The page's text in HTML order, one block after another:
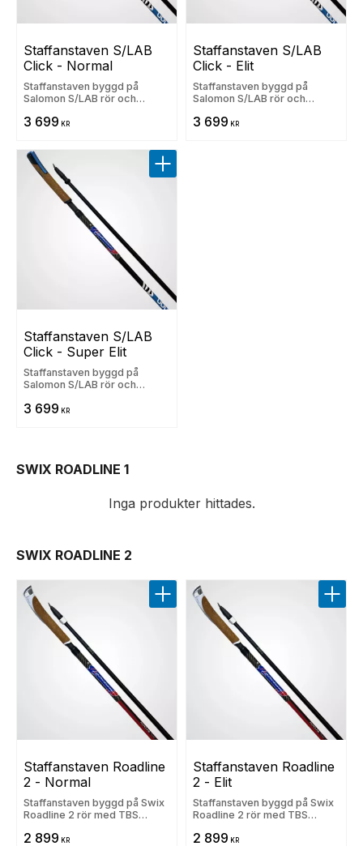
Staffanstaven S/LAB
Click - Normal
​Staffanstaven byggd på
Salomon S/LAB rör och
3 699 KR
Staffanstaven S/LAB
Click - Elit
Staffanstaven byggd på
Salomon S/LAB rör och
3 699 KR
Staffanstaven S/LAB
Click - Super Elit
​Staffanstaven byggd på
Salomon S/LAB rör och
3 699 KR
Lägg till i favoriter
SWIX ROADLINE 1
Inga produkter hittades.
SWIX ROADLINE 2
Staffanstaven Roadline
2 - Normal
Staffanstaven byggd på Swix
Roadline 2 rör med TBS
2 899 KR
Lägg till i favoriter
Staffanstaven Roadline
2 - Elit
Staffanstaven byggd på Swix
Roadline 2 rör med TBS
2 899 KR
Lägg